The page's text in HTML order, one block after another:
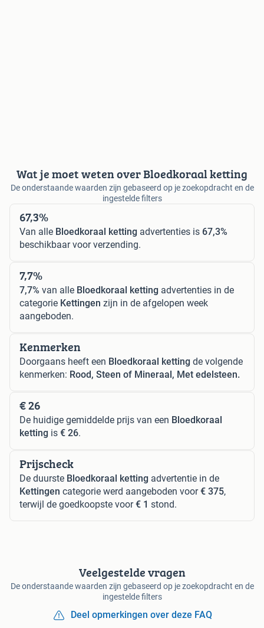
Wat je moet weten over Bloedkoraal ketting
De onderstaande waarden zijn gebaseerd op je zoekopdracht en de
ingestelde filters
67,3%
Van alle Bloedkoraal ketting advertenties is 67,3%
beschikbaar voor verzending.
7,7%
7,7% van alle Bloedkoraal ketting advertenties in de
categorie Kettingen zijn in de afgelopen week
aangeboden.
Kenmerken
Doorgaans heeft een Bloedkoraal ketting de volgende
kenmerken: Rood, Steen of Mineraal, Met edelsteen.
€ 26
De huidige gemiddelde prijs van een Bloedkoraal
ketting is € 26.
Prijscheck
De duurste Bloedkoraal ketting advertentie in de
Kettingen categorie werd aangeboden voor€ 375,
terwijl de goedkoopste voor€ 1 stond.
Veelgestelde vragen
De onderstaande waarden zijn gebaseerd op je zoekopdracht en de
ingestelde filters
Deel opmerkingen over deze FAQ